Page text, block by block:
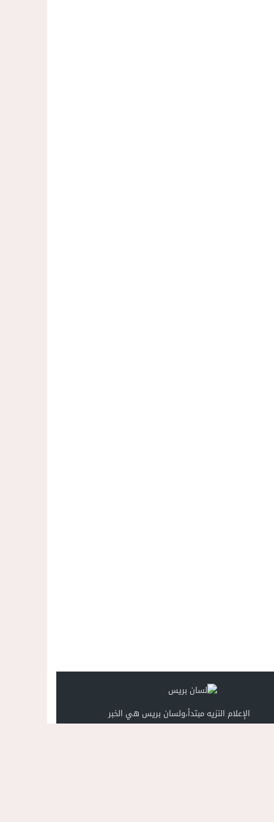
الإعلام النزيه مبتدأ،ولسان بريس هي الخبر